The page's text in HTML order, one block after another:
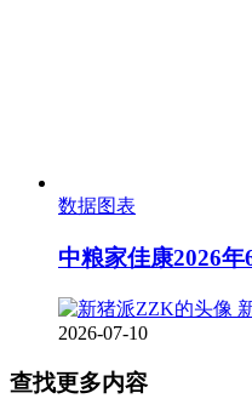
数据图表
中粮家佳康2026
2026-07-10
查找更多内容